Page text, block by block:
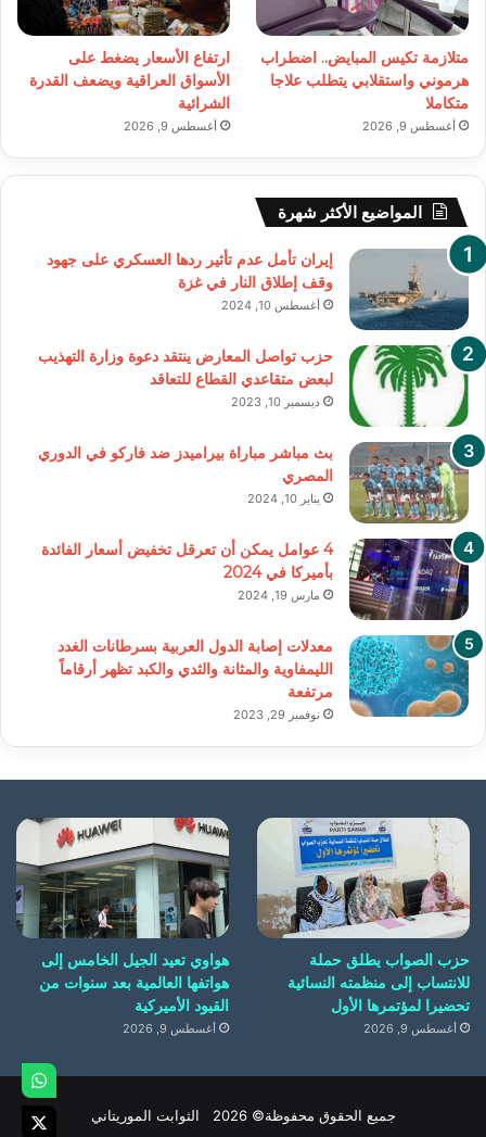
متلازمة تكيس المبايض.. اضطراب
هرموني واستقلابي يتطلب علاجا
متكاملا
أغسطس 9, 2026
ارتفاع الأسعار يضغط على
الأسواق العراقية ويضعف القدرة
الشرائية
أغسطس 9, 2026
المواضيع الأكثر شهرة
إيران تأمل عدم تأثير ردها العسكري على جهود
وقف إطلاق النار في غزة
أغسطس 10, 2024
حزب تواصل المعارض ينتقد دعوة وزارة التهذيب
لبعض متقاعدي القطاع للتعاقد
ديسمبر 10, 2023
بث مباشر مباراة بيراميدز ضد فاركو في الدوري
المصري
يناير 10, 2024
4 عوامل يمكن أن تعرقل تخفيض أسعار الفائدة
بأميركا في 2024
مارس 19, 2024
معدلات إصابة الدول العربية بسرطانات الغدد
الليمفاوية والمثانة والثدي والكبد تظهر أرقاماً
مرتفعة
نوفمبر 29, 2023
حزب الصواب يطلق حملة
للانتساب إلى منظمته النسائية
تحضيرا لمؤتمرها الأول
أغسطس 9, 2026
هواوي تعيد الجيل الخامس إلى
هواتفها العالمية بعد سنوات من
القيود الأميركية
أغسطس 9, 2026
جميع الحقوق محفوظة© 2026 الثوابت الموريتاني